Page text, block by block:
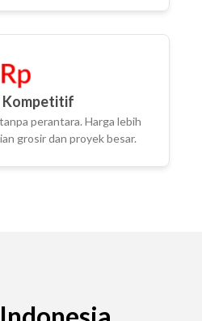
Kompetitif
perantara. Harga lebih
grosir dan proyek besar.